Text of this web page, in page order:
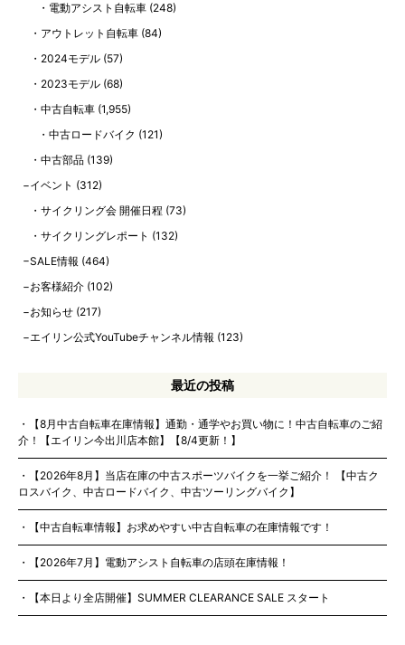
電動アシスト自転車(248)
アウトレット自転車 (84)
2024モデル (57)
2023モデル (68)
中古自転車 (1,955)
中古ロードバイク (121)
中古部品 (139)
イベント (312)
サイクリング会 開催日程 (73)
サイクリングレポート (132)
SALE情報 (464)
お客様紹介 (102)
お知らせ (217)
エイリン公式YouTubeチャンネル情報 (123)
最近の投稿
【8月中古自転車在庫情報】通勤・通学やお買い物に！中古自転車のご紹
介！【エイリン今出川店本館】【8/4更新！】
【2026年8月】当店在庫の中古スポーツバイクを一挙ご紹介！ 【中古ク
ロスバイク、中古ロードバイク、中古ツーリングバイク】
【中古自転車情報】お求めやすい中古自転車の在庫情報です！
【2026年7月】電動アシスト自転車の店頭在庫情報！
【本日より全店開催】SUMMER CLEARANCE SALE スタート